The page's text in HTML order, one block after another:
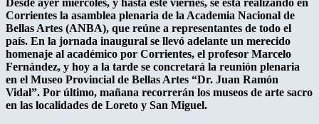
Corrientes la asamblea plenaria de la Academia Nacional de
Bellas Artes (ANBA), que reúne a representantes de todo el
país. En la jornada inaugural se llevó adelante un merecido
homenaje al académico por Corrientes, el profesor Marcelo
Fernández, y hoy a la tarde se concretará la reunión plenaria
en el Museo Provincial de Bellas Artes “Dr. Juan Ramón
Vidal”. Por último, mañana recorrerán los museos de arte sacro
en las localidades de Loreto y San Miguel.